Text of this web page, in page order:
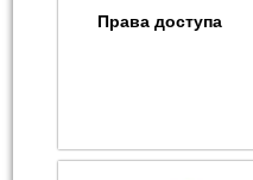
Права доступа